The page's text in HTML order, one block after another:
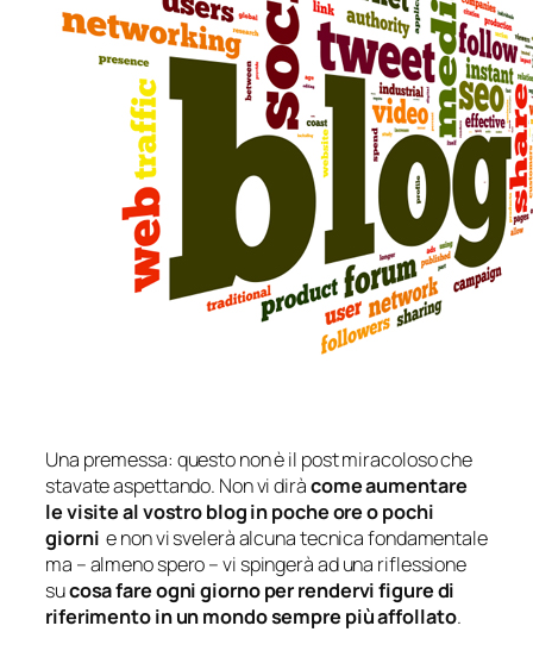
Una premessa: questo non è il post miracoloso che
stavate aspettando. Non vi diràcome aumentare
le visite al vostro blog in poche ore o pochi
giorni e non vi svelerà alcuna tecnica fondamentale
ma –almeno spero– vi spingerà ad una riflessione
sucosa fare ogni giorno per rendervi figure di
riferimento in un mondo sempre più affollato.